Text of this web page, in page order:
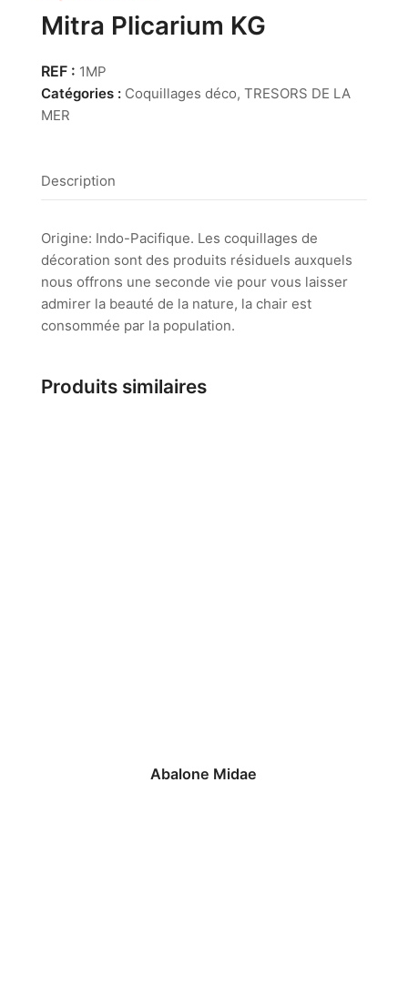
Mitra Plicarium KG
1MP
Catégories : Coquillages déco, TRESORS DE LA
MER
Description
Origine: Indo-Pacifique. Les coquillages de
décoration sont des produits résiduels auxquels
nous offrons une seconde vie pour vous laisser
admirer la beauté de la nature, la chair est
consommée par la population.
Produits similaires
Abalone Midae